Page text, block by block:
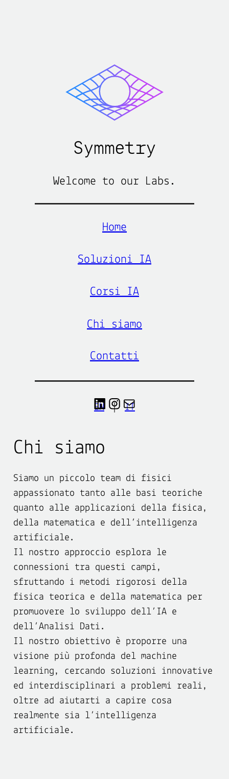
Symmetry
Welcome to our Labs.
Home
Soluzioni IA
Corsi IA
Chi siamo
Contatti
LinkedIn Instagram contact
EN | IT
Chi siamo
Siamo un piccolo team di fisici
appassionato tanto alle basi teoriche
quanto alle applicazioni della fisica,
della matematica e dell’intelligenza
artificiale.
Il nostro approccio esplora le
connessioni tra questi campi,
sfruttando i metodi rigorosi della
fisica teorica e della matematica per
promuovere lo sviluppo dell’IA e
dell’Analisi Dati.
Il nostro obiettivo è proporre una
visione più profonda del machine
learning, cercando soluzioni innovative
ed interdisciplinari a problemi reali,
oltre ad aiutarti a capire cosa
realmente sia l’intelligenza
artificiale.